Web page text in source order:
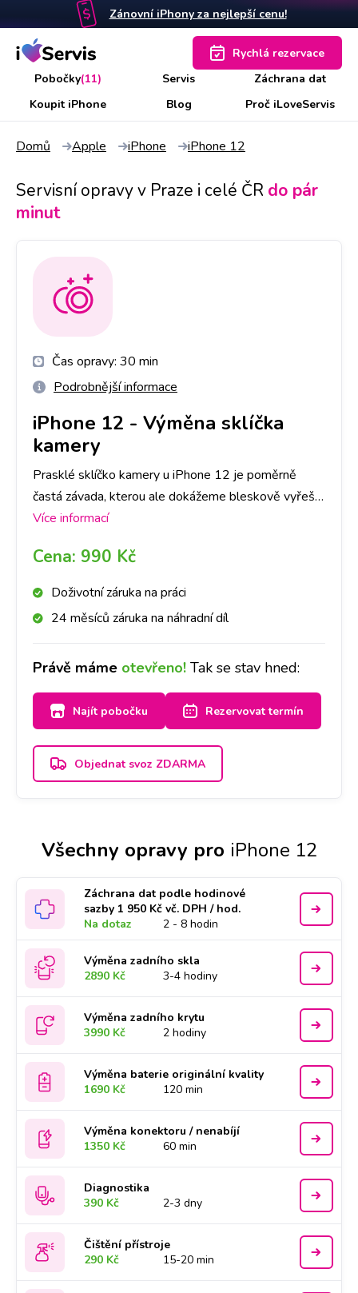
Zánovní iPhony za nejlepší cenu!
Pobočky(11) Servis
Záchrana dat
Koupit iPhone
Blog Proč iLoveServis
Rychlá rezervace
Domů Apple iPhone iPhone 12
Servisní opravy v Praze i celé ČR do pár
minut
Čas opravy: 30 min
Podrobnější informace
iPhone 12 - Výměna sklíčka
kamery
Prasklé sklíčko kamery u iPhone 12 je poměrně
častá závada, kterou ale dokážeme bleskově vyřešit!
Do půl hodiny sklíčko vyměníme.
Více informací
Cena: 990 Kč
Doživotní záruka na práci
24 měsíců záruka na náhradní díl
Právě máme otevřeno! Tak se stav hned:
Najít pobočku Rezervovat termín
Objednat svoz ZDARMA
Všechny opravy pro iPhone 12
Záchrana dat podle hodinové
sazby 1 950 Kč vč. DPH / hod.
Na dotaz
2 - 8 hodin
Výměna zadního skla
2890 Kč
3-4 hodiny
Výměna zadního krytu
3990 Kč
2 hodiny
Výměna baterie originální kvality
1690 Kč
120 min
Výměna konektoru / nenabíjí
1350 Kč
60 min
Diagnostika
390 Kč
2-3 dny
Čištění přístroje
290 Kč
15-20 min